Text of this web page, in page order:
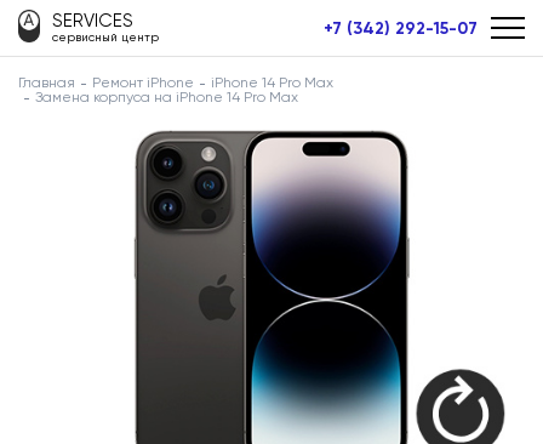
SERVICES
сервисный центр +7 (342) 292-15-07
Главная Ремонт iPhone
iPhone 14 Pro Max
Замена корпуса на iPhone 14 Pro Max